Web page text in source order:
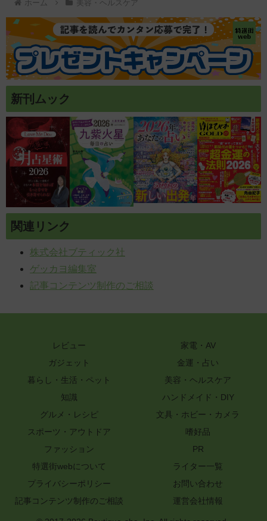
ホーム 美容・ヘルスケア
新刊ムック
関連リンク
株式会社ブティック社
ゲッカヨ編集室
記事コンテンツ制作のご相談
レビュー
家電・AV
ガジェット
金運・占い
暮らし・生活・ペット
美容・ヘルスケア
知識
ハンドメイド・DIY
グルメ・レシピ
文具・ホビー・カメラ
スポーツ・アウトドア
嗜好品
ファッション
PR
特選街webについて
ライター一覧
プライバシーポリシー
お問い合わせ
記事コンテンツ制作のご相談
運営会社情報